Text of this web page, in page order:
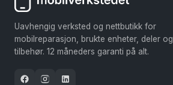
Uavhengig verksted og nettbutikk for
mobilreparasjon, brukte enheter, deler og
tilbehør. 12 måneders garanti på alt.